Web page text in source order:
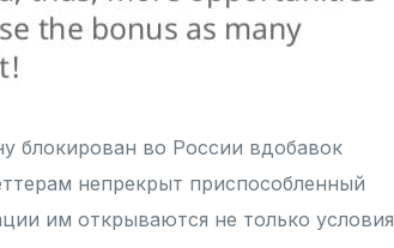
блокирован во России вдобавок
непрекрыт приспособленный
им открываются не только условия